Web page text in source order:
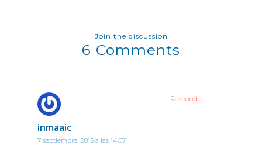
Join the discussion
6 Comments
inmaaic
7 septiembre, 2015 a las 14:07
Responder